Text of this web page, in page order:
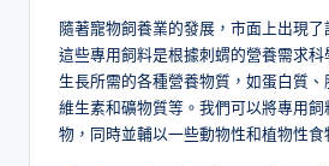
隨著寵物飼養業的發展，市面上出現了
這些專用飼料是根據刺蝟的營養需求
生長所需的各種營養物質，如蛋白質、
維生素和礦物質等。我們可以將專用
物，同時並輔以一些動物性和植物性食